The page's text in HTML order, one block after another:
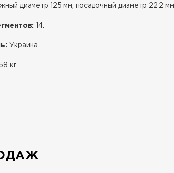
диаметр 125 мм, посадочный диаметр 22,2 мм.
14.
Украина.
кг.